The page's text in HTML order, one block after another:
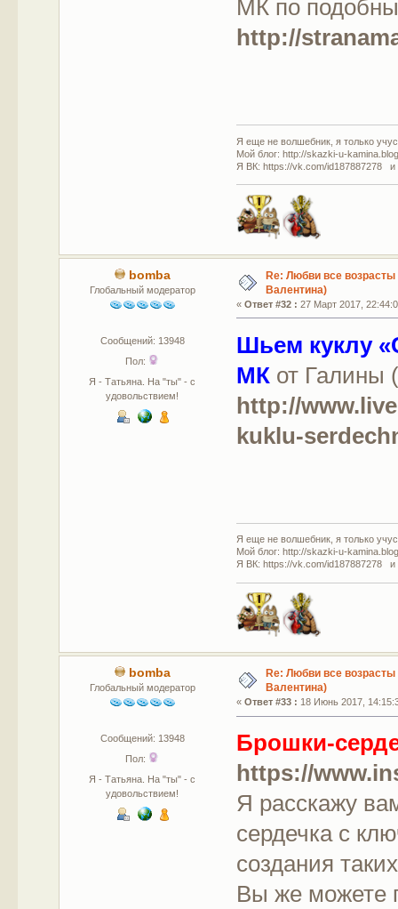
МК по
http://
Я еще не волшебник, я только
Мой блог: http://skazki-u-
Я ВК: https://vk.com/id187887278 и
bomba
Глобальный модератор
Сообщений: 13948
Пол:
Я - Татьяна. На "ты" - с
удовольствием!
Re: Любви все
Валентина)
«Ответ #32 : 27 Март 2017,
Шьем куклу
МК от Галины
http://
kuklu-
Я еще не волшебник, я только
Мой блог: http://skazki-u-
Я ВК: https://vk.com/id187887278 и
bomba
Глобальный модератор
Сообщений: 13948
Пол:
Я - Татьяна. На "ты" - с
удовольствием!
Re: Любви все
Валентина)
«Ответ #33 : 18 Июнь 2017,
Брошки-
https://
Я расскажу
сердечка с
создания
Вы же можете